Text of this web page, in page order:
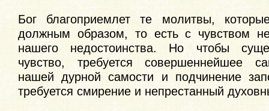
Бог благоприемлет те молитвы,
должным образом, то есть с чувством
нашего недостоинства. Но чтобы
чувство, требуется совершеннейшее
нашей дурной самости и подчинение
требуется смирение и непрестанный